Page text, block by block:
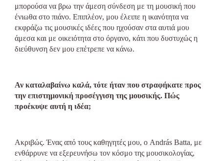
μπορούσα να βρω την άμεση σύνδεση με τη μουσική που
ένιωθα στο πιάνο. Επιπλέον, μου έλειπε η ικανότητα να
εκφράζω τις μουσικές ιδέες που ηχούσαν στα αυτιά μου
άμεσα και με οικειότητα στο όργανο, κάτι που δυστυχώς η
διεύθυνση δεν μου επέτρεπε να κάνω.
Αν καταλαβαίνω καλά, τότε ήταν που στραφήκατε προς
την επιστημονική προσέγγιση της μουσικής. Πώς
προέκυψε αυτή η ιδέα;
Ακριβώς. Ένας από τους καθηγητές μου, ο András Batta, με
ενθάρρυνε να εξερευνήσω τον κόσμο της μουσικολογίας,